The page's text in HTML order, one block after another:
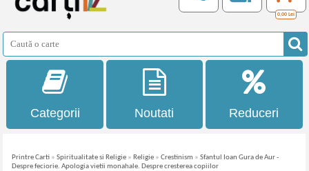
0,00 Lei
Categorii Noutati Reduceri
Printre Carti »Spiritualitate si Religie » Religie »Crestinism »Sfantul Ioan Gura de Aur -
Despre feciorie. Apologia vietii monahale. Despre cresterea copiilor